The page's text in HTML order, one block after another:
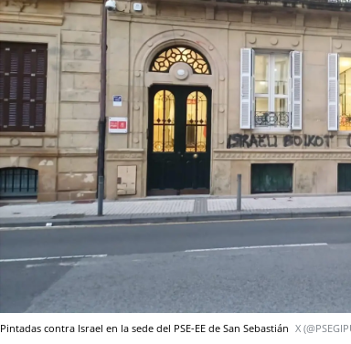
Pintadas contra Israel en la sede del PSE-EE de San Sebastián X